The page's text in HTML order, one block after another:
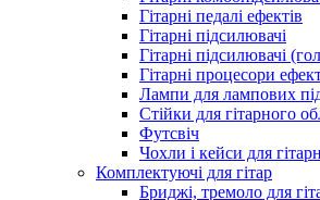
Гітарні педалі ефектів
Гітарні підсилювачі
Гітарні підсилювачі
Гітарні процесори
Лампи для лампових
Стійки для гітарного
Футсвіч
Чохли і кейси для
Комплектуючі для гітар
Бриджі, тремоло для